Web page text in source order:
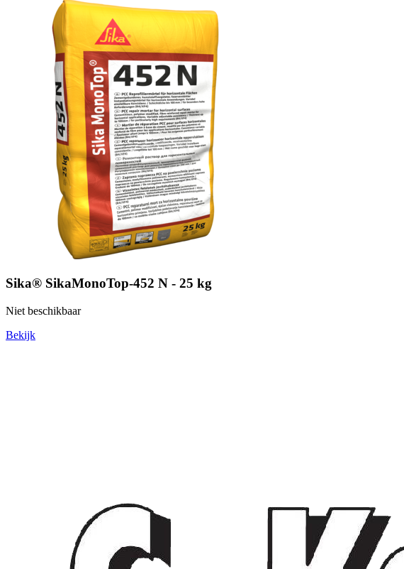
Sika® SikaMonoTop-452 N - 25 kg
Niet beschikbaar
Bekijk